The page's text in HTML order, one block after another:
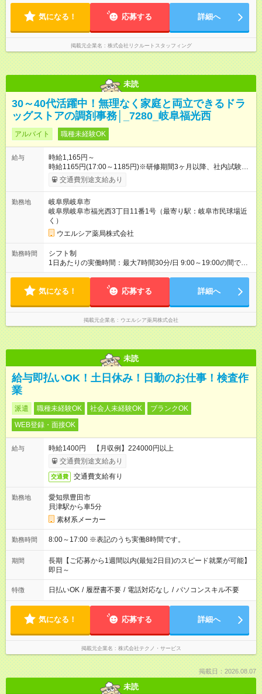
気になる！ 応募する 詳細へ
掲載元企業名 株式会社リクルートスタッフィング
未読
30～40代活躍中！無理なく家庭と両立できるドラ
ッグストアの調剤事務│_7280_岐阜福光西
アルバイト 職種未経験OK
給与
時給1,165円～
時給1165円(17:00～1185円)※研修期間3ヶ月以降、社内試験に
よる更新判定あり 社内試験合格後、時給＋50～100円の昇給あ
り （大学生は＋20円） 試用期間あり：入社日から3ヶ月間／本
間の長さ：3ヶ月 雇用形態、給与は本採用時と同じです。
交通費別途支給あり
勤務地
岐阜県岐阜市
岐阜県岐阜市福光西3丁目11番1号（最寄り駅：岐阜市民球場近
く）
ウエルシア薬局株式会社
勤務時間
シフト制
1日あたりの実働時間：最大7時間30分/日 9:00～19:00の間で1
日7.5時間の勤務 ☆週3～5日の勤務 ※勤務曜日応相談 ☆未経
気になる！ 応募する 詳細へ
掲載元企業名 ウエルシア薬局株式会社
未読
給与即払いOK！土日休み！日勤のお仕事！検査作
業
派遣 職種未経験OK 社会人未経験OK
ブランクOK
WEB登録・面接OK
給与
時給1400円 【月収例】224000円以上
交通費別途支給あり
交通費 交通費支給有り
勤務地
愛知県豊田市
貝津駅から車5分
素材系メーカー
勤務時間 8:00～17:00 ※表記のうち実働8時間です。
期間
長期【ご応募から1週間以内(最短2日目)のスピード就業が可能】
即日～
特徴 日払いOK / 履歴書不要 / 電話対応なし / パソコンスキル不要
気になる！ 応募する 詳細へ
掲載元企業名 株式会社テクノ・サービス
掲載日：2026.08.07
未読